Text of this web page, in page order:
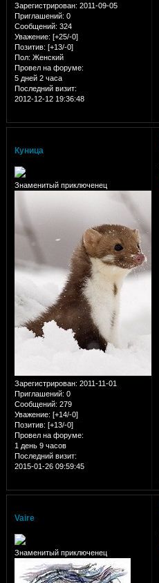
Зарегистрирован: 2011-09-05
Приглашений: 0
Сообщений: 324
Уважение: [+25/-0]
Позитив: [+13/-0]
Пол: Женский
Провел на форуме:
5 дней 2 часа
Последний визит:
2012-12-12 19:36:48
Куница
Знаменитый приключенец
Зарегистрирован: 2011-11-01
Приглашений: 0
Сообщений: 279
Уважение: [+14/-0]
Позитив: [+13/-0]
Провел на форуме:
1 день 9 часов
Последний визит:
2015-01-26 09:59:45
Vaire
Знаменитый приключенец